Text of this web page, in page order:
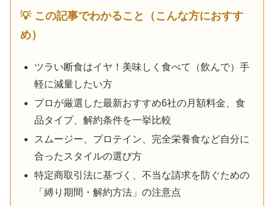
💡 この記事でわかること（こんな方におすす
め）
ツラい断食はイヤ！美味しく食べて（飲んで）手
軽に減量したい方
プロが厳選した最新おすすめ6社の月額料金、食
品タイプ、解約条件を一挙比較
スムージー、プロテイン、完全栄養食など自分に
合ったスタイルの選び方
特定商取引法に基づく、不当な請求を防ぐための
「縛り期間・解約方法」の注意点